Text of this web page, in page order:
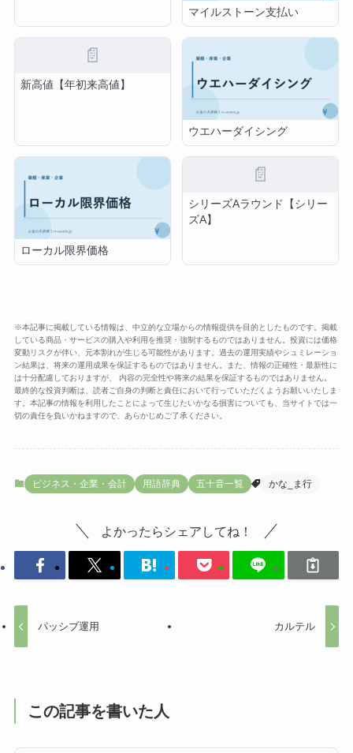
マイルストーン支払い
📄
新高値【年初来高値】
ウエハーダイシング
ローカル限界価格
📄
シリーズAラウンド【シリー
ズA】
※本記事に掲載している情報は、中立的な立場からの情報提供を目的としたものです。掲載
している商品・サービスの購入や利用を推奨・強制するものではありません。投資には価格
変動リスクが伴い、元本割れが生じる可能性があります。過去の運用実績やシュミレーショ
ン結果は、将来の運用成果を保証するものではありません。また、情報の正確性・最新性に
は十分配慮しておりますが、 内容の完全性や将来の結果を保証するものではありません。
最終的な投資判断は、読者ご自身の判断と責任において行っていただくようお願いいたしま
す。本記事の情報を利用したことによって生じたいかなる損害についても、当サイトでは一
切の責任を負いかねますので、あらかじめご了承ください。
ビジネス・企業・会計 用語辞典 五十音一覧 かな_ま行
よかったらシェアしてね！
パッシブ運用 カルテル
この記事を書いた人